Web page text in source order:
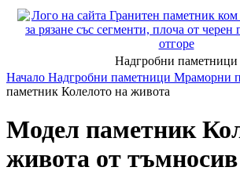
Надгробни паметници
Начало Надгробни паметници Мраморни
паметник Колелото на живота
Модел паметник
живота от